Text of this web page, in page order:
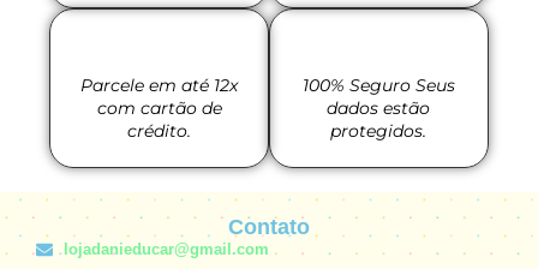
Parcele em até 12x
com cartão de
crédito.
100% Seguro Seus
dados estão
protegidos.
Contato
lojadanieducar@gmail.com